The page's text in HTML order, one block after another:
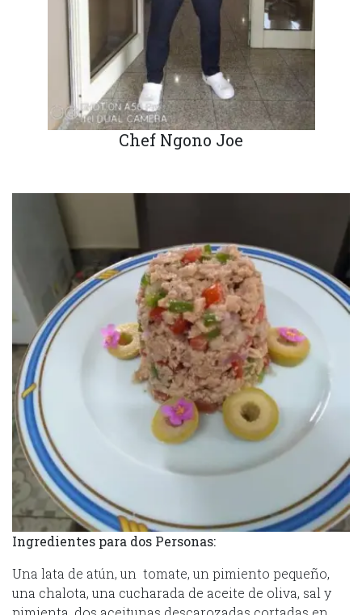
Chef Ngono Joe
Ingredientes para dos Personas:
Una lata de atún, un tomate, un pimiento pequeño,
una chalota, una cucharada de aceite de oliva, sal y